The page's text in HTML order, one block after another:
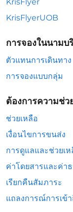
KrisFlyerUOB
การจองในนามบ
ตัวแทนการเดินทาง
การจองแบบกลุ่ม
ต้องการความช่ว
ช่วยเหลือ
เงื่อนไขการขนส่ง
การดูแลและช่วยเ
ค่าโดยสารและค่า
เรียกคืนสัมภาระ
แถลงการณ์การเข้า